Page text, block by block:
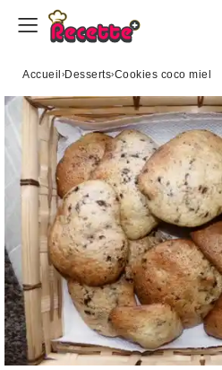
Accueil ›Desserts›Cookies coco miel